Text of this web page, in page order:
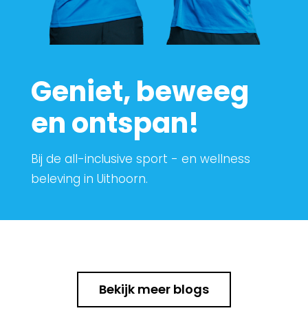
Geniet, beweeg
en ontspan!
Bij de all-inclusive sport - en wellness
beleving in Uithoorn.
Bekijk meer blogs